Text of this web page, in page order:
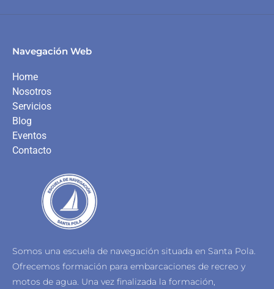
Navegación Web
Home
Nosotros
Servicios
Blog
Eventos
Contacto
Somos una escuela de navegación situada en Santa Pola.
Ofrecemos formación para embarcaciones de recreo y
motos de agua. Una vez finalizada la formación,